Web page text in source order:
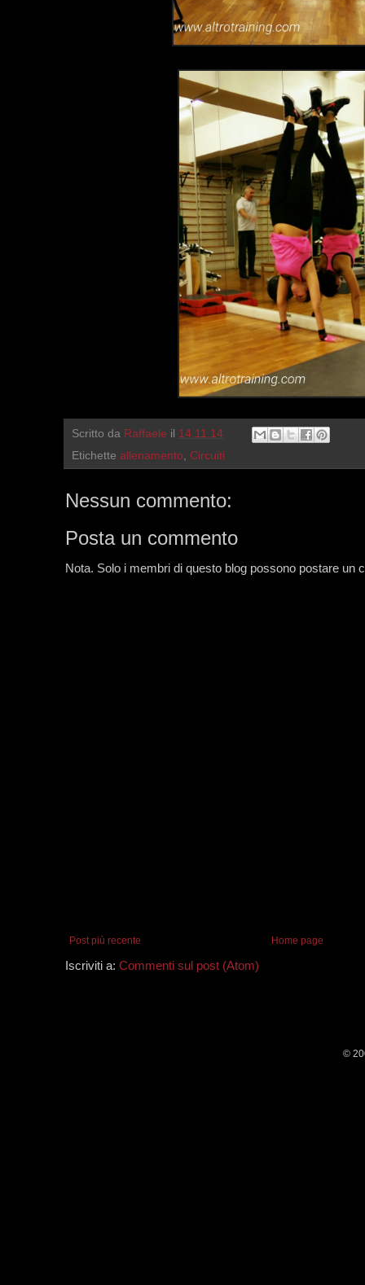
Scritto da Raffaele il 14.11.14
Etichette allenamento Circuiti
Nessun commento:
Posta un commento
Nota. Solo i membri di questo blog possono postare un
Post più recente Home page
Iscriviti a: Commenti sul post (Atom)
©